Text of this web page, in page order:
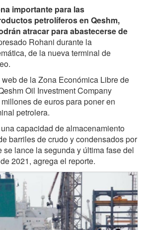
importante para las
petrolíferos en Qeshm,
atracar para abastecerse de
Rohani durante la
de la nueva terminal de
de la Zona Económica Libre de
Oil Investment Company
de euros para poner en
petrolera.
capacidad de almacenamiento
barriles de crudo y condensados por
se lance la segunda y última fase del
2021, agrega el reporte.